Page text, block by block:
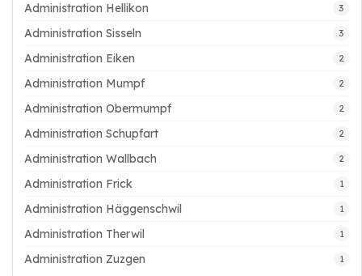
Administration Hellikon
3
Administration Sisseln 3
Administration Eiken 2
Administration Mumpf 2
Administration Obermumpf 2
Administration Schupfart 2
Administration Wallbach 2
Administration Frick 1
Administration Häggenschwil 1
Administration Therwil 1
Administration Zuzgen 1